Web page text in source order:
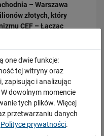
– Warszawa
złotych, który
CEF – Łącząc
Powązki i
zwiększenie
to przewoźnikom
takcie. Możliwe jest
obwodowej z 60 do
korzystają z
większa
one dwie funkcje:
tej witryny oraz
zapisując i analizując
dowolnym momencie
tych plików. Więcej
przetwarzaniu danych
Polityce prywatności.